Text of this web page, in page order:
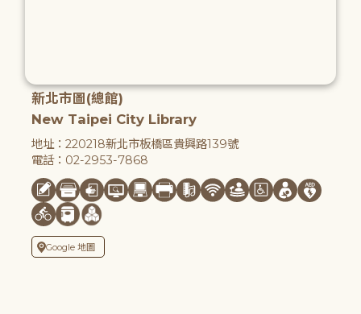
新北市圖(總館)
New Taipei City Library
地址：220218新北市板橋區貴興路139號
電話：02-2953-7868
Google 地圖